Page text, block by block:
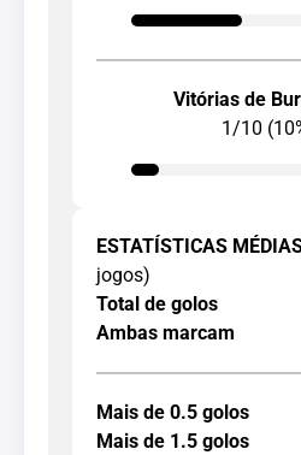
Vitórias de
1/10
ESTATÍSTICAS
jogos)
Total de golos
Ambas marcam
Mais de 0.5 golos
Mais de 1.5 golos